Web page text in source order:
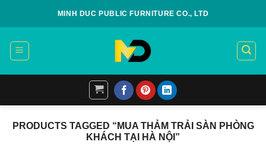
MINH DUC PUBLIC FURNITURE CO., LTD
PRODUCTS TAGGED “MUA THẢM TRẢI SÀN PHÒNG
KHÁCH TẠI HÀ NỘI”